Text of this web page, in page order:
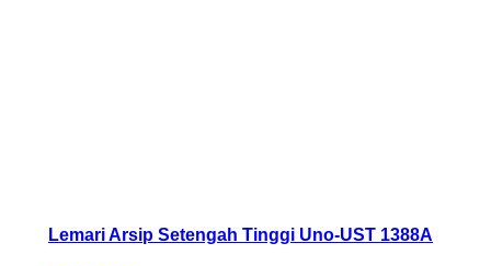
Lemari Arsip Setengah Tinggi Uno-UST 1388A